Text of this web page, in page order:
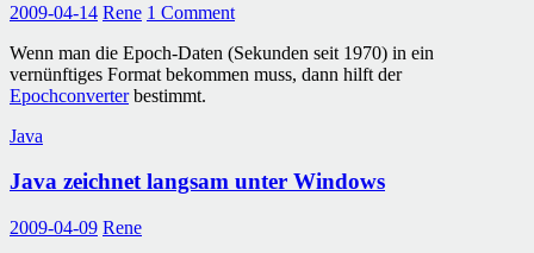
2009-04-14 Rene 1 Comment
Wenn man die Epoch-Daten (Sekunden seit 1970) in ein
vernünftiges Format bekommen muss, dann hilft der
Epochconverterbestimmt.
Java
Java zeichnet langsam unter Windows
2009-04-09 Rene